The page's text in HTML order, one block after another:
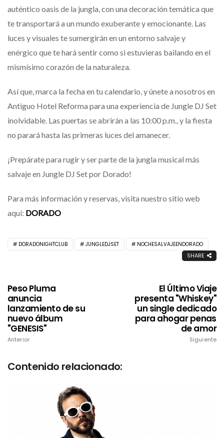
auténtico oasis de la jungla, con una decoración temática que
te transportará a un mundo exuberante y emocionante. Las
luces y visuales te sumergirán en un entorno salvaje y
enérgico que te hará sentir como si estuvieras bailando en el
mismísimo corazón de la naturaleza.
Así que, marca la fecha en tu calendario, y únete a nosotros en
Antiguo Hotel Reforma para una experiencia de Jungle DJ Set
inolvidable. Las puertas se abrirán a las 10:00 p.m., y la fiesta
no parará hasta las primeras luces del amanecer.
¡Prepárate para rugir y ser parte de la jungla musical más
salvaje en Jungle DJ Set por Dorado!
Para más información y reservas, visita nuestro sitio web
aquí: DORADO
DORADONIGHTCLUB JUNGLEDJSET NOCHESALVAJEENDORADO
SHARE
Peso Pluma
anuncia
lanzamiento de su
nuevo álbum
"GENESIS"
Anterior
El Último Viaje
presenta "Whiskey"
un single dedicado
para ahogar penas
de amor
Siguiente
Contenido relacionado: